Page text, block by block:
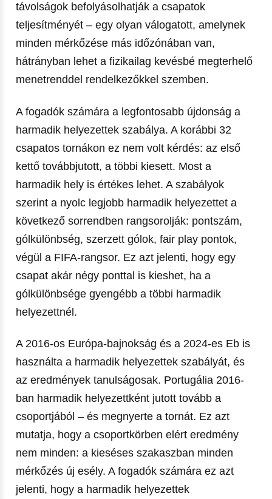
távolságok befolyásolhatják a csapatok
teljesítményét – egy olyan válogatott, amelynek
minden mérkőzése más időzónában van,
hátrányban lehet a fizikailag kevésbé megterhelő
menetrenddel rendelkezőkkel szemben.
A fogadók számára a legfontosabb újdonság a
harmadik helyezettek szabálya. A korábbi 32
csapatos tornákon ez nem volt kérdés: az első
kettő továbbjutott, a többi kiesett. Most a
harmadik hely is értékes lehet. A szabályok
szerint a nyolc legjobb harmadik helyezettet a
következő sorrendben rangsorolják: pontszám,
gólkülönbség, szerzett gólok, fair play pontok,
végül a FIFA-rangsor. Ez azt jelenti, hogy egy
csapat akár négy ponttal is kieshet, ha a
gólkülönbsége gyengébb a többi harmadik
helyezettnél.
A 2016-os Európa-bajnokság és a 2024-es Eb is
használta a harmadik helyezettek szabályát, és
az eredmények tanulságosak. Portugália 2016-
ban harmadik helyezettként jutott tovább a
csoportjából – és megnyerte a tornát. Ez azt
mutatja, hogy a csoportkörben elért eredmény
nem minden: a kieséses szakaszban minden
mérkőzés új esély. A fogadók számára ez azt
jelenti, hogy a harmadik helyezettek